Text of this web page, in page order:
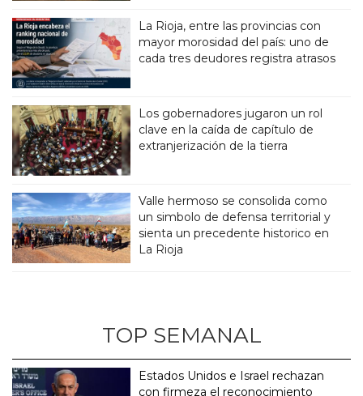
La Rioja, entre las provincias con
mayor morosidad del país: uno de
cada tres deudores registra atrasos
Los gobernadores jugaron un rol
clave en la caída de capítulo de
extranjerización de la tierra
Valle hermoso se consolida como
un simbolo de defensa territorial y
sienta un precedente historico en
La Rioja
TOP SEMANAL
Estados Unidos e Israel rechazan
con firmeza el reconocimiento